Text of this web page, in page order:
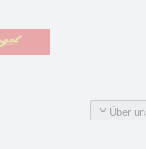
Über